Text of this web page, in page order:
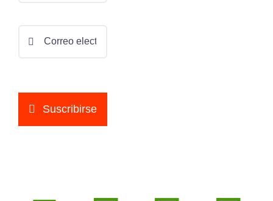
Suscribirse